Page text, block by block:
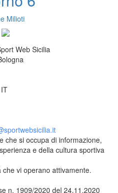
Milioti
Web Sicilia
che si occupa di informazione,
e della cultura sportiva
vi operano attivamente.
n. 1909/2020 del 24.11.2020